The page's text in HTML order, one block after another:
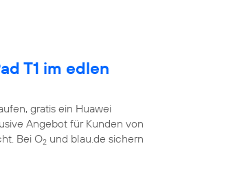
T1 im edlen
gratis ein Huawei
Angebot für Kunden von
Bei O2 und blau.de sichern